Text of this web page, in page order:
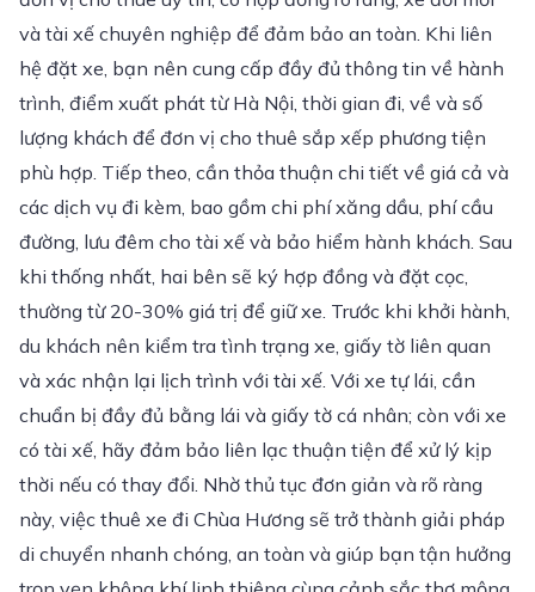
và tài xế chuyên nghiệp để đảm bảo an toàn. Khi liên
hệ đặt xe, bạn nên cung cấp đầy đủ thông tin về hành
trình, điểm xuất phát từ Hà Nội, thời gian đi, về và số
lượng khách để đơn vị cho thuê sắp xếp phương tiện
phù hợp. Tiếp theo, cần thỏa thuận chi tiết về giá cả và
các dịch vụ đi kèm, bao gồm chi phí xăng dầu, phí cầu
đường, lưu đêm cho tài xế và bảo hiểm hành khách. Sau
khi thống nhất, hai bên sẽ ký hợp đồng và đặt cọc,
thường từ 20-30% giá trị để giữ xe. Trước khi khởi hành,
du khách nên kiểm tra tình trạng xe, giấy tờ liên quan
và xác nhận lại lịch trình với tài xế. Với xe tự lái, cần
chuẩn bị đầy đủ bằng lái và giấy tờ cá nhân; còn với xe
có tài xế, hãy đảm bảo liên lạc thuận tiện để xử lý kịp
thời nếu có thay đổi. Nhờ thủ tục đơn giản và rõ ràng
này, việc thuê xe đi Chùa Hương sẽ trở thành giải pháp
di chuyển nhanh chóng, an toàn và giúp bạn tận hưởng